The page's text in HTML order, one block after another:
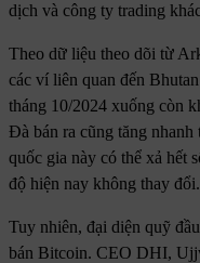
dịch và công ty trading
Theo dữ liệu theo dõi từ
các ví liên quan đến
tháng 10/2024 xuống còn
Đà bán ra cũng tăng
quốc gia này có thể xả hết
độ hiện nay không thay đổi.
Tuy nhiên, đại diện quỹ
bán Bitcoin. CEO DHI,